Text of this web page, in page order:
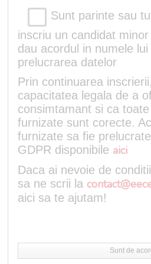
Sunt parinte sau
inscriu un candidat
dau acordul in numele
prelucrarea datelor
Prin continuarea
capacitatea legala de a
consimtamant si ca
furnizate sunt corecte.
furnizate sa fie
GDPR disponibile aici
Daca ai nevoie de
sa ne scrii la
aici sa te ajutam!
Sunt de